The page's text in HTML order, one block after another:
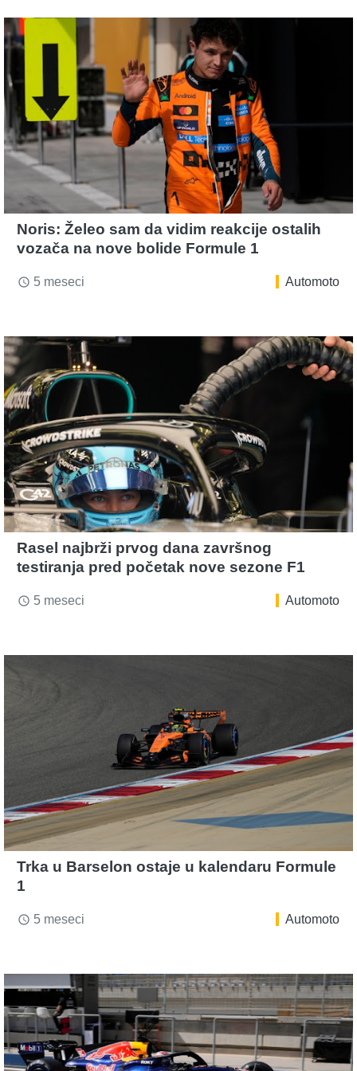
Noris: Želeo sam da vidim reakcije ostalih
vozača na nove bolide Formule 1
access_time 5 meseci Automoto
Rasel najbrži prvog dana završnog
testiranja pred početak nove sezone F1
access_time 5 meseci Automoto
Trka u Barselon ostaje u kalendaru Formule
1
access_time 5 meseci Automoto